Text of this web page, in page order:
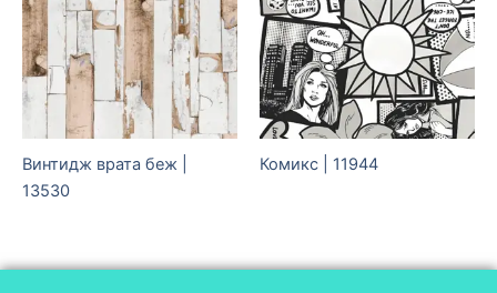
Винтидж врата беж |
13530
Комикс | 11944